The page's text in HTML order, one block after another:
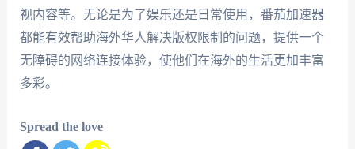
视内容等。无论是为了娱乐还是日常使用，番茄加速器
都能有效帮助海外华人解决版权限制的问题，提供一个
无障碍的网络连接体验，使他们在海外的生活更加丰富
多彩。
Spread the love